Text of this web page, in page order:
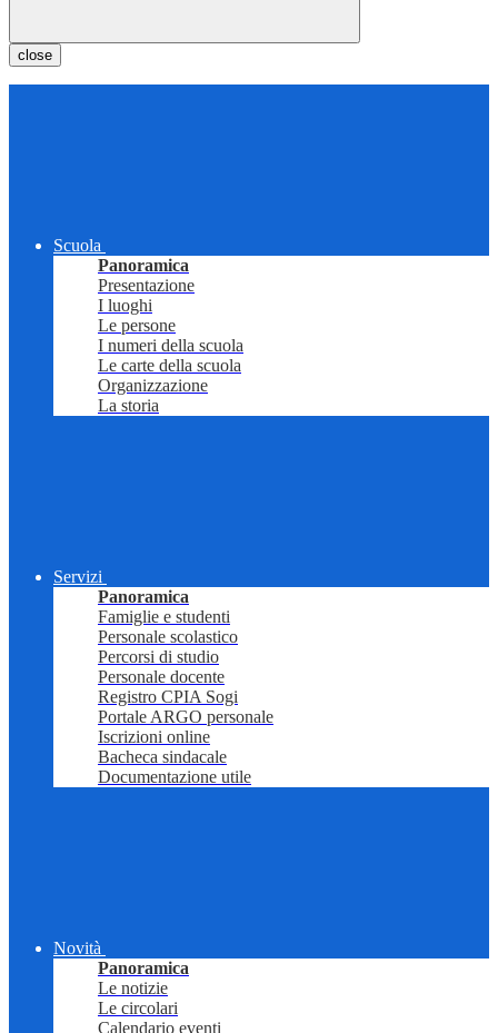
close
Scuola
Panoramica
Presentazione
I luoghi
Le persone
I numeri della scuola
Le carte della scuola
Organizzazione
La storia
Servizi
Panoramica
Famiglie e studenti
Personale scolastico
Percorsi di studio
Personale docente
Registro CPIA Sogi
Portale ARGO personale
Iscrizioni online
Bacheca sindacale
Documentazione utile
Novità
Panoramica
Le notizie
Le circolari
Calendario eventi